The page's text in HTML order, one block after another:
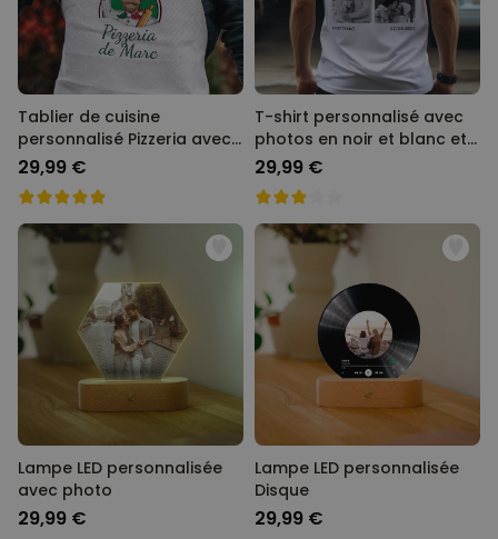
Tablier de cuisine
personnalisé Pizzeria avec
visage
29,99 €
T-shirt personnalisé avec
photos en noir et blanc et
texte
29,99 €
Lampe LED personnalisée
avec photo
29,99 €
Lampe LED personnalisée
Disque
29,99 €